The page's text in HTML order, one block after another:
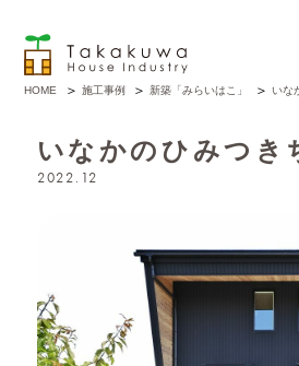
HOME 施工事例 新築「みらいはこ」 いな
いなかのひみつき
2022.12